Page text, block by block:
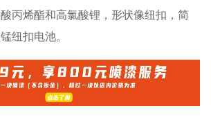
丙烯酯和高氯酸锂，形状像纽扣，简
纽扣电池。